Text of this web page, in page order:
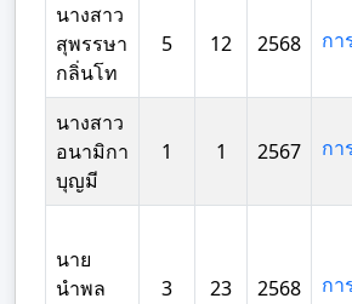
นางสาว
สุพรรษา
กลิ่นโท
5 12 2568
นางสาว
อนามิกา
บุญมี
1 1 2567
นาย
นำพล
3 23 2568